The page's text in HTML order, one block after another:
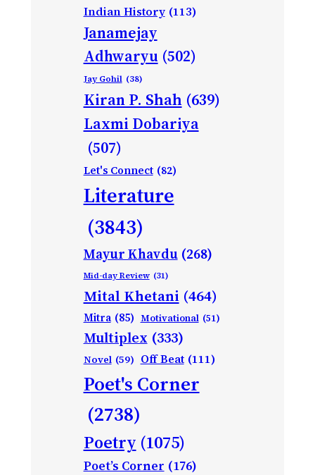
Indian History (113)
Janamejay
Adhwaryu (502)
Jay Gohil (38)
Kiran P. Shah (639)
Laxmi Dobariya
(507)
Let's Connect (82)
Literature
(3843)
Mayur Khavdu (268)
Mid-day Review (31)
Mital Khetani (464)
Mitra (85) Motivational (51)
Multiplex (333)
Novel (59) Off Beat (111)
Poet's Corner
(2738)
Poetry (1075)
Poet’s Corner (176)